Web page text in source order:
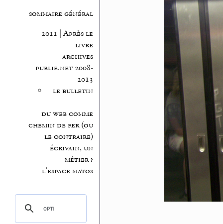
sommaire général
2011 | Après le
livre
archives
publie.net 2008-
2013
le bulletin
du web comme
chemin de fer (ou
le contraire)
écrivain, un
métier ?
l’espace matos